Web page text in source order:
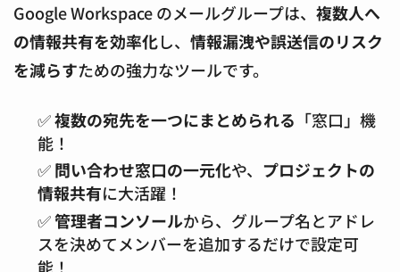
Google Workspace のメールグループは、 複数人へ
の情報共有を効率化し、 情報漏洩や誤送信のリスク
を減らすための強力なツールです。
✅複数の宛先を一つにまとめられる 「窓口」機
能！
✅問い合わせ窓口の一元化や、 プロジェクトの
情報共有に大活躍！
✅管理者コンソールから、グループ名とアドレ
スを決めてメンバーを追加するだけで設定可
能！